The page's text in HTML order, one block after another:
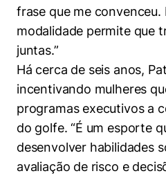
frase que me convenceu.
modalidade permite que
juntas.”
Há cerca de seis anos,
incentivando mulheres
programas executivos a
do golfe. “É um esporte
desenvolver habilidades
avaliação de risco e